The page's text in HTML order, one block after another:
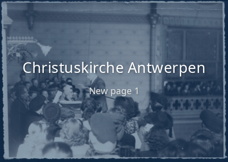
Christuskirche Antwerpen
New page 1